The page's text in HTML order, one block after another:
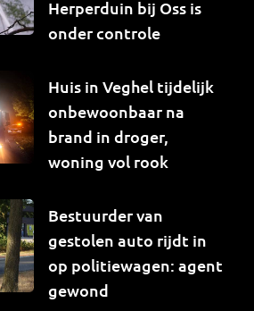
Herperduin bij Oss is
onder controle
Huis in Veghel tijdelijk
onbewoonbaar na
brand in droger,
woning vol rook
Bestuurder van
gestolen auto rijdt in
op politiewagen: agent
gewond